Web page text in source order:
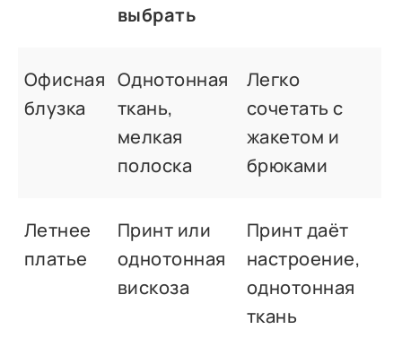
выбрать
Офисная
блузка
Однотонная
ткань,
мелкая
полоска
Легко
сочетать с
жакетом и
брюками
Летнее
платье
Принт или
однотонная
вискоза
Принт даёт
настроение,
однотонная
ткань